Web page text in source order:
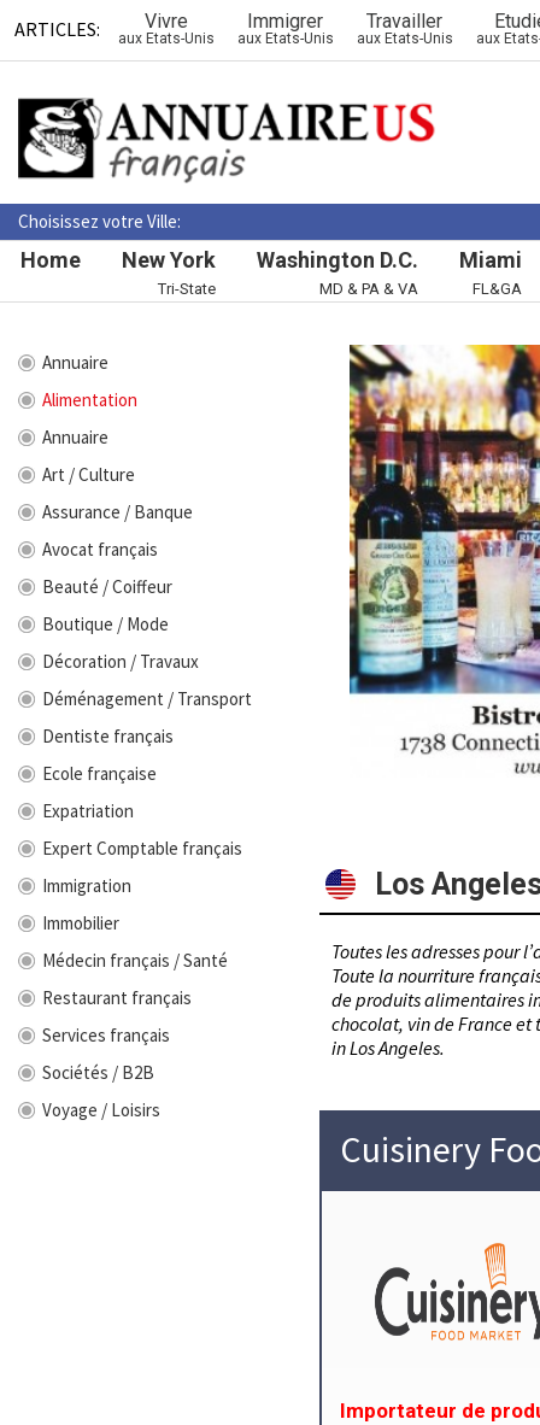
ARTICLES: Vivre
aux Etats-Unis
Immigrer
aux Etats-Unis
Travailler
aux Etats-Unis aux
Choisissez votre Ville:
Home New York
Tri-State
Washington D.C.
MD & PA & VA
Miami
FL&GA
Annuaire
Alimentation
Annuaire
Art / Culture
Assurance / Banque
Avocat français
Beauté / Coiffeur
Boutique / Mode
Décoration / Travaux
Déménagement / Transport
Dentiste français
Ecole française
Expatriation
Expert Comptable français
Immigration
Immobilier
Médecin français / Santé
Restaurant français
Services français
Sociétés / B2B
Voyage / Loisirs
Los
Toutes les adresses pour
Toute la nourriture
de produits alimentaires
chocolat, vin de France
in Los Angeles.
Cuisinery
Importateur de